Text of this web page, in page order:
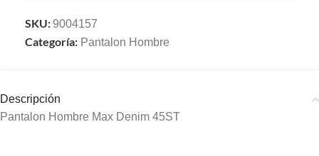
SKU:9004157
Categoría: Pantalon Hombre
Descripción
Pantalon Hombre Max Denim 45ST